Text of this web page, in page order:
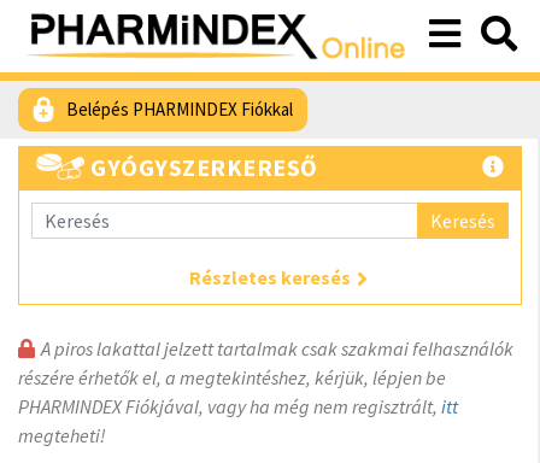
Belépés PHARMINDEX Fiókkal
GYÓGYSZERKERESŐ
Keresés
Részletes keresés
A piros lakattal jelzett tartalmak csak szakmai felhasználók
részére érhetők el, a megtekintéshez, kérjük, lépjen be
PHARMINDEX Fiókjával, vagy ha még nem regisztrált, itt
megteheti!